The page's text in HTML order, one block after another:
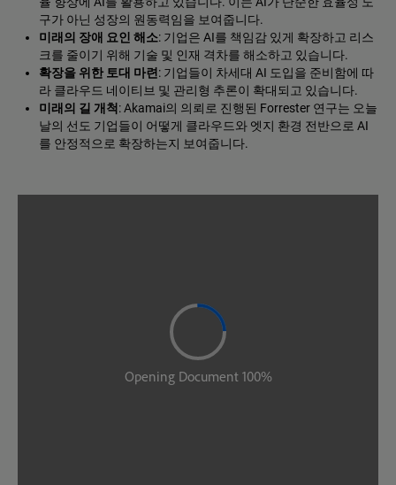
구가 아닌 성장의 원동력임을 보여줍니다.
미래의 장애 요인 해소: 기업은 AI를 책임감 있게 확장하고 리스
크를 줄이기 위해 기술 및 인재 격차를 해소하고 있습니다.
확장을 위한 토대 마련: 기업들이 차세대 AI 도입을 준비함에 따
라 클라우드 네이티브 및 관리형 추론이 확대되고 있습니다.
미래의 길 개척 : Akamai의 의뢰로 진행된 Forrester 연구는 오늘
날의 선도 기업들이 어떻게 클라우드와 엣지 환경 전반으로 AI
를 안정적으로 확장하는지 보여줍니다.